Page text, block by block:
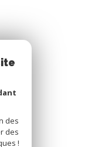
des
des
!